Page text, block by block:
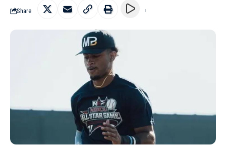
Share